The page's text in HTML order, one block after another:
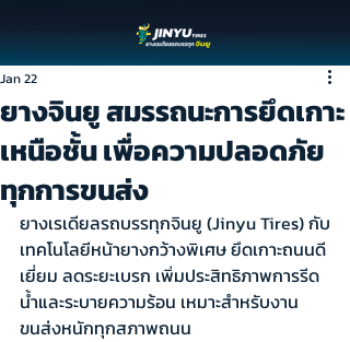
ยางจินยู สมรรถนะการยึดเกาะ
เหนือชั้น เพื่อความปลอดภัย
ทุกการขนส่ง
Jan 22
ยางเรเดียลรถบรรทุกจินยู (Jinyu Tires) กับ
เทคโนโลยีหน้ายางกว้างพิเศษ ยึดเกาะถนนดี
เยี่ยม ลดระยะเบรก เพิ่มประสิทธิภาพการรีด
น้ำและระบายความร้อน เหมาะสำหรับงาน
ขนส่งหนักทุกสภาพถนน